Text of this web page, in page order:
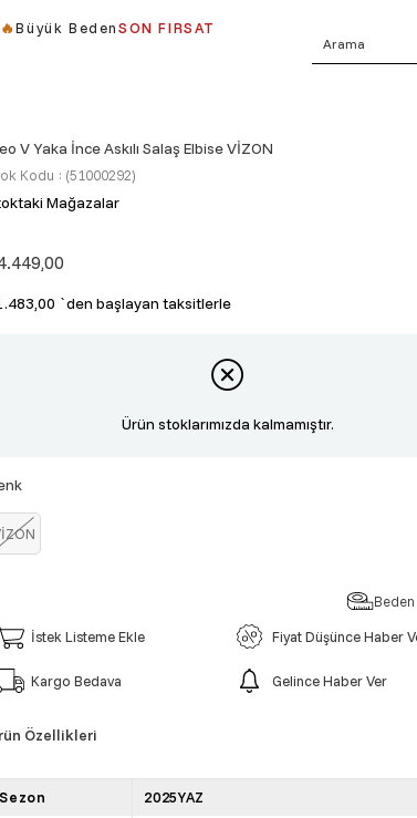
Büyük BedenSON FIRSAT
V Yaka İnce Askılı Salaş Elbise VİZON
Kodu (51000292)
Mağazalar
`den başlayan taksitlerle
Ürün stoklarımızda kalmamıştır.
İstek Listeme Ekle
Fiyat Düşünce Haber
Kargo Bedava Gelince Haber Ver
Özellikleri
Sezon 2025YAZ